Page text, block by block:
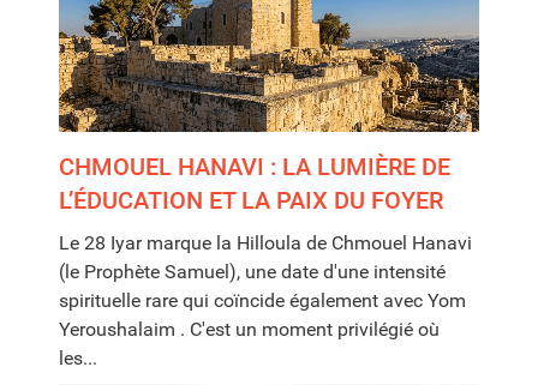
CHMOUEL HANAVI : LA LUMIÈRE DE
L’ÉDUCATION ET LA PAIX DU FOYER
Le 28 Iyar marque la Hilloula de Chmouel Hanavi
(le Prophète Samuel), une date d'une intensité
spirituelle rare qui coïncide également avec Yom
Yeroushalaim . C'est un moment privilégié où
les...